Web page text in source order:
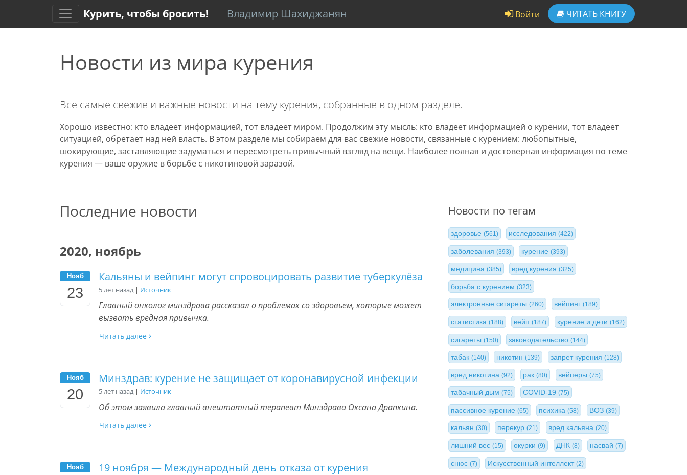
Курить, чтобы бросить! Владимир Шахиджанян Войти ЧИТАТЬ КНИГУ
Новости из мира курения
Все самые свежие и важные новости на тему курения, собранные в одном разделе.
Хорошо известно: кто владеет информацией, тот владеет миром. Продолжим эту мысль: кто владеет информацией о курении, тот владеет
ситуацией, обретает над ней власть. В этом разделе мы собираем для вас свежие новости, связанные с курением: любопытные,
шокирующие, заставляющие задуматься и пересмотреть привычный взгляд на вещи. Наиболее полная и достоверная информация по теме
курения — ваше оружие в борьбе с никотиновой заразой.
Последние новости
2020, ноябрь
Нояб
23
Кальяны и вейпинг могут спровоцировать развитие туберкулёза
5 лет назад | Источник
Главный онколог минздрава рассказал о проблемах со здоровьем, которые может
вызвать вредная привычка.
Читать далее
Нояб
20
Минздрав: курение не защищает от коронавирусной инфекции
5 лет назад | Источник
Об этом заявила главный внештатный терапевт Минздрава Оксана Драпкина.
Читать далее
Нояб 19 ноября — Международный день отказа от курения
Новости по тегам
здоровье (561) исследования(422)
заболевания (393) курение(393)
медицина (385) вред курения(325)
борьба с курением (323)
электронные сигареты (260) вейпинг(189)
статистика (188) вейп(187) курение и дети (162)
сигареты (150) законодательство(144)
табак (140) никотин(139) запрет курения (128)
вред никотина (92) рак(80) вейперы (75)
табачный дым (75) COVID-19(75)
пассивное курение (65) психика(58) ВОЗ (39)
кальян (30) перекур(21) вред кальяна (20)
лишний вес (15) окурки(9) ДНК (8) насвай(7)
снюс (7) Искусственный интеллект(2)